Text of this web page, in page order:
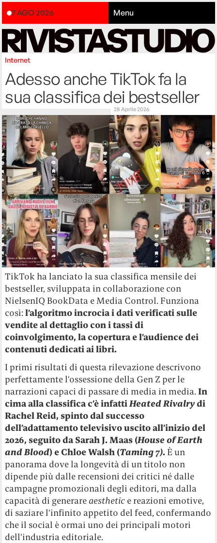
7 AGO 2026 Menu
Internet
Adesso anche TikTok fa la
sua classifica dei bestseller
28 Aprile 2026
TikTok ha lanciato la sua classifica mensile dei
bestseller, sviluppata in collaborazione con
NielsenIQ BookData e Media Control. Funziona
così:l’algoritmo incrocia i dati verificati sulle
vendite al dettaglio con i tassi di
coinvolgimento, la copertura e l’audience dei
contenuti dedicati ai libri.
I primi risultati di questa rilevazione descrivono
perfettamente l’ossessione della Gen Z per le
narrazioni capaci di passare di media in media.In
cima alla classifica c’è infattiHeated Rivalrydi
Rachel Reid, spinto dal successo
dell’adattamento televisivo uscito all’inizio del
2026, seguito da Sarah J. Maas (House of Earth
and Blood) e Chloe Walsh (Taming 7). È un
panorama dove la longevità di un titolo non
dipende più dalle recensioni dei critici né dalle
campagne promozionali degli editori, ma dalla
capacità di generare aesthetic e reazioni emotive,
di saziare l’infinito appetito del feed, confermando
che il social è ormai uno dei principali motori
dell’industria editoriale.